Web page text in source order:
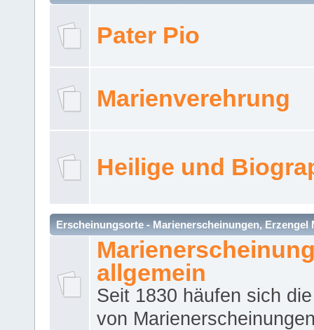
Pater Pio
Marienverehrung
Heilige und
Erscheinungsorte - Marienerscheinungen, Erzengel
allgemein
Seit 1830 häufen sich
von